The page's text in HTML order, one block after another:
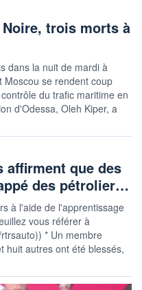
trois morts à
dans la nuit de mardi à
Moscou se rendent coup
du trafic maritime en
d'Odessa, Oleh Kiper, a
affirment que des
des pétrolier…
à l'aide de l'apprentissage
vous référer à
* Un membre
huit autres ont été blessés,